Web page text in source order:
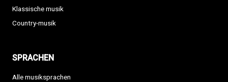
Klassische musik
Country-musik
SPRACHEN
Alle musiksprachen